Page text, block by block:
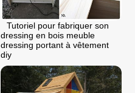
Tutoriel pour fabriquer son
dressing en bois meuble
dressing portant à vêtement
diy